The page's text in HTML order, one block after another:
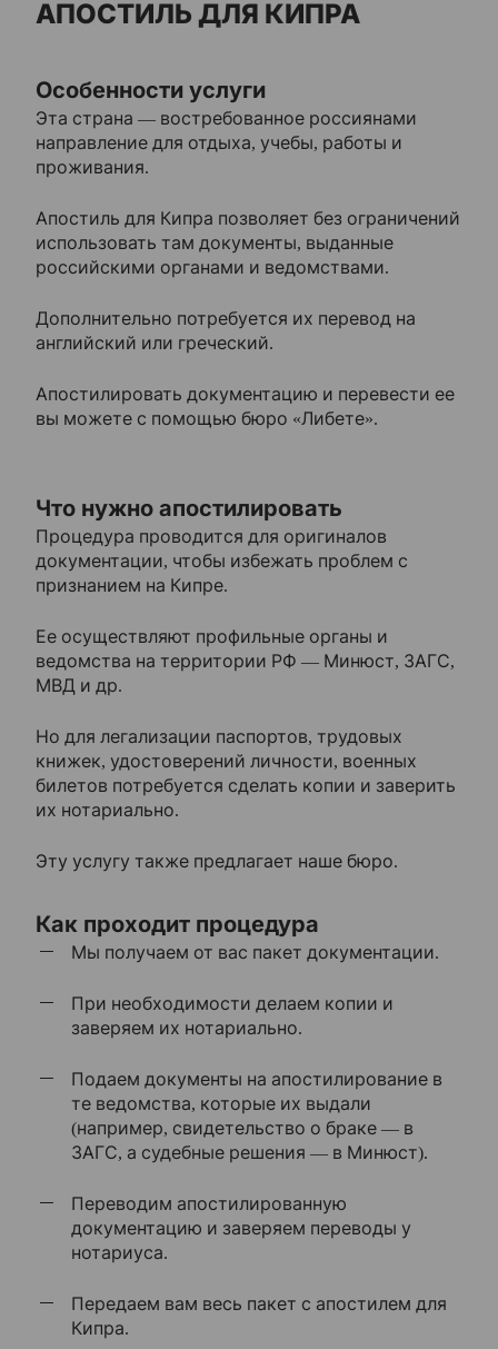
Нотариальное заверение
Консульская легализация
Главная
Корпоративным клиентам
Наши статьи
Контакты
АПОСТИЛЬ ДЛЯ КИПРА
Особенности услуги
Что нужно апостилировать
Как проходит процедура
Эта страна — востребованное россиянами
направление для отдыха, учебы, работы и
проживания.
Апостиль для Кипра позволяет без ограничений
использовать там документы, выданные
российскими органами и ведомствами.
Дополнительно потребуется их перевод на
английский или греческий.
Апостилировать документацию и перевести ее
вы можете с помощью бюро «Либете».
Процедура проводится для оригиналов
документации, чтобы избежать проблем с
признанием на Кипре.
Ее осуществляют профильные органы и
ведомства на территории РФ — Минюст, ЗАГС,
МВД и др.
Но для легализации паспортов, трудовых
книжек, удостоверений личности, военных
билетов потребуется сделать копии и заверить
их нотариально.
Эту услугу также предлагает наше бюро.
Мы получаем от вас пакет документации.
При необходимости делаем копии и
заверяем их нотариально.
Подаем документы на апостилирование в
те ведомства, которые их выдали
(например, свидетельство о браке — в
ЗАГС, а судебные решения — в Минюст).
Переводим апостилированную
документацию и заверяем переводы у
нотариуса.
Передаем вам весь пакет с апостилем для
Кипра.